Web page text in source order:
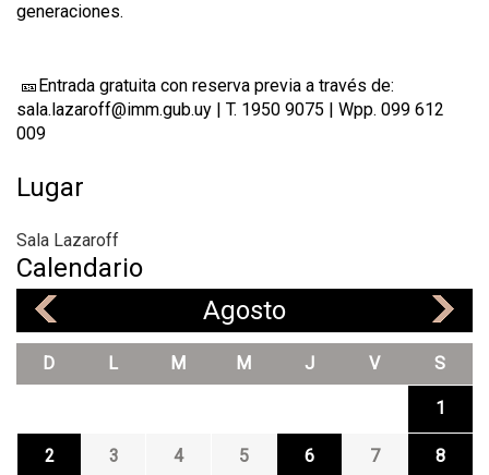
generaciones.
🎫Entrada gratuita con reserva previa a través de:
sala.lazaroff@imm.gub.uy | T. 1950 9075 | Wpp. 099 612
009
Lugar
Sala Lazaroff
Calendario
Agosto
D L M M J V S
1
2 3 4 5 6 7 8